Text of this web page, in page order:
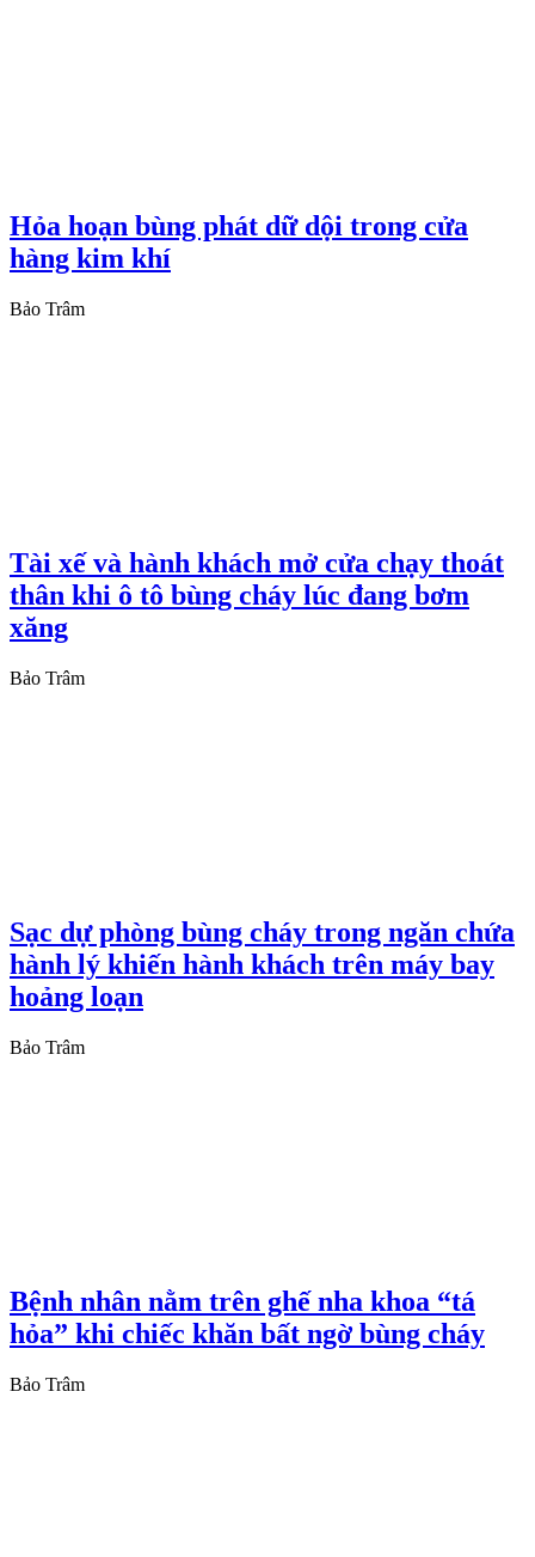
Hỏa hoạn bùng phát dữ dội trong cửa
hàng kim khí
Bảo Trâm
Tài xế và hành khách mở cửa chạy thoát
thân khi ô tô bùng cháy lúc đang bơm
xăng
Bảo Trâm
Sạc dự phòng bùng cháy trong ngăn chứa
hành lý khiến hành khách trên máy bay
hoảng loạn
Bảo Trâm
Bệnh nhân nằm trên ghế nha khoa “tá
hỏa” khi chiếc khăn bất ngờ bùng cháy
Bảo Trâm